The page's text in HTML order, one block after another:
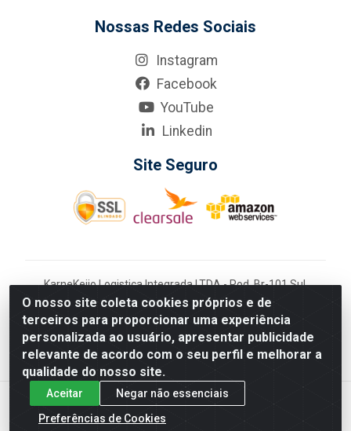
O nosso site coleta cookies próprios e de
terceiros para proporcionar uma experiência
personalizada ao usuário, apresentar publicidade
relevante de acordo com o seu perfil e melhorar a
qualidade do nosso site.
Aceitar
Negar não essenciais
Preferências de Cookies
Nossas Redes Sociais
Instagram
Facebook
YouTube
Linkedin
Site Seguro
KarneKeijo Logistica Integrada LTDA - Rod. Br-101 Sul,
nº3700 - Barro, Recife/PE, 50900-400 CNPJ:
24.150.377/0001-95
Estados atendidos pela KarneKeijo: PE, PB e RN.